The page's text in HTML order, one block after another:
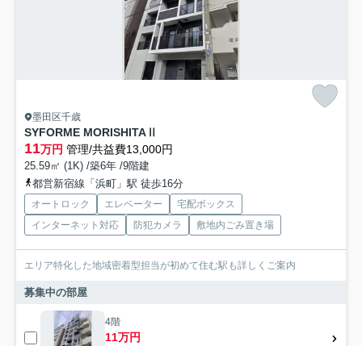
墨田区千歳
SYFORME MORISHITAⅡ
11万円 管理/共益費13,000円
25.59㎡ (1K) /築6年 /9階建
都営新宿線「浜町」駅 徒歩16分
オートロック エレベーター
宅配ボックス
インターネット対応
防犯カメラ 敷地内ごみ置き場
エリア特化した地域密着型担当が初めて住む駅も詳しくご案内
募集中の部屋
4階
11万円